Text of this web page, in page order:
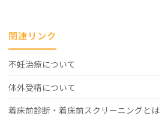
関連リンク
不妊治療について
体外受精について
着床前診断・着床前スクリーニングとは